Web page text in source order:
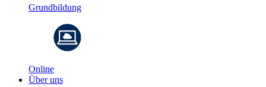
Grundbildung
Online
Über uns